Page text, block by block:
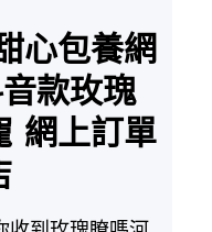
心包養網
款玫瑰
網上訂單